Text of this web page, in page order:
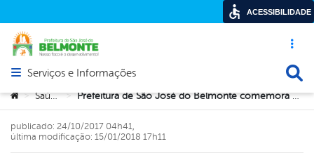
Acesso
Abrir menu principal de navegação
Serviços e Informações
Você está aqui:
> Saúde > Prefeitura de São José do Belmonte comemora Dia Mundial Livre de Cárie
publicado: 24/10/2017 04h41,
última modificação: 15/01/2018 17h11
ACESSIBILIDADE